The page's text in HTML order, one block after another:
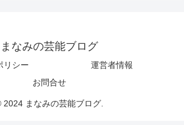
まなみの芸能ブログ
リシー
運営者情報
お問合せ
2024 まなみの芸能ブログ.